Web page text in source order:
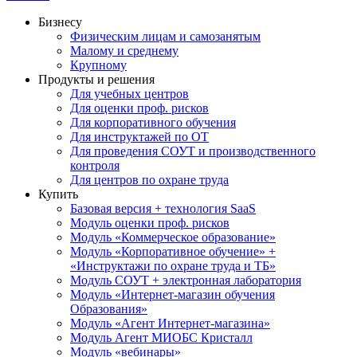
Бизнесу
Физическим лицам и самозанятым
Малому и среднему
Крупному
Продукты и решения
Для учебных центров
Для оценки проф. рисков
Для корпоративного обучения
Для инструктажей по ОТ
Для проведения СОУТ и производственного
контроля
Для центров по охране труда
Купить
Базовая версия + технология SaaS
Модуль оценки проф. рисков
Модуль «Коммерческое образование»
Модуль «Корпоративное обучение» +
«Инструктажи по охране труда и ТБ»
Модуль СОУТ + электронная лаборатория
Модуль «Интернет-магазин обучения
Образования»
Модуль «Агент Интернет-магазина»
Модуль Агент МИОБС Кристалл
Модуль «вебинары»